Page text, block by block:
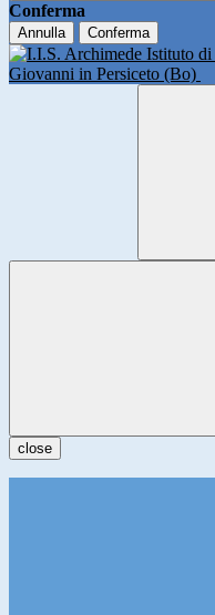
Conferma
Annulla Conferma
Istituto di
Giovanni in Persiceto (Bo)
close